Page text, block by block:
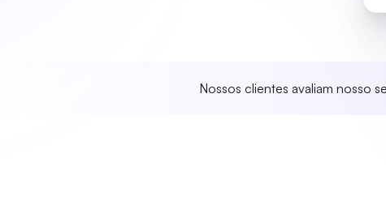
Nossos clientes avaliam nosso